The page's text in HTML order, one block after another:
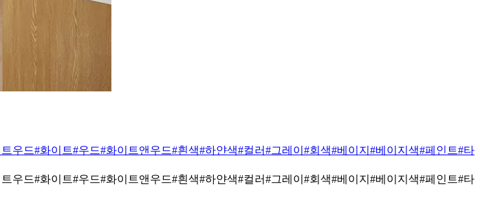
우드#화이트#우드#화이트앤우드#흰색#하얀색#컬러#그레이 #회색#베이지 #베이지색#페인트#타
우드#화이트#우드#화이트앤우드#흰색#하얀색#컬러#그레이 #회색#베이지 #베이지색#페인트#타